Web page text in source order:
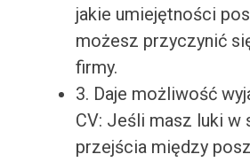
jakie umiejętności
możesz przyczynić
firmy.
3. Daje możliwość
CV: Jeśli masz luki w
przejścia między